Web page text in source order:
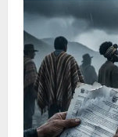
i
g
a
t